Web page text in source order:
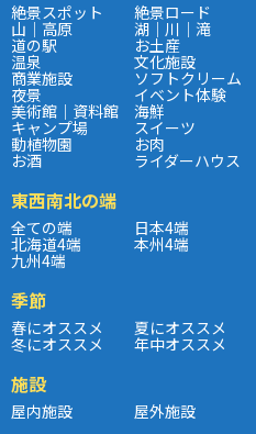
絶景スポット 絶景ロード
山｜高原 湖｜川｜滝
道の駅 お土産
温泉 文化施設
商業施設 ソフトクリーム
夜景 イベント体験
美術館｜資料館 海鮮
キャンプ場 スイーツ
動植物園 お肉
お酒 ライダーハウス
東西南北の端
全ての端 日本4端
北海道4端 本州4端
九州4端
季節
春にオススメ 夏にオススメ
冬にオススメ 年中オススメ
施設
屋内施設 屋外施設